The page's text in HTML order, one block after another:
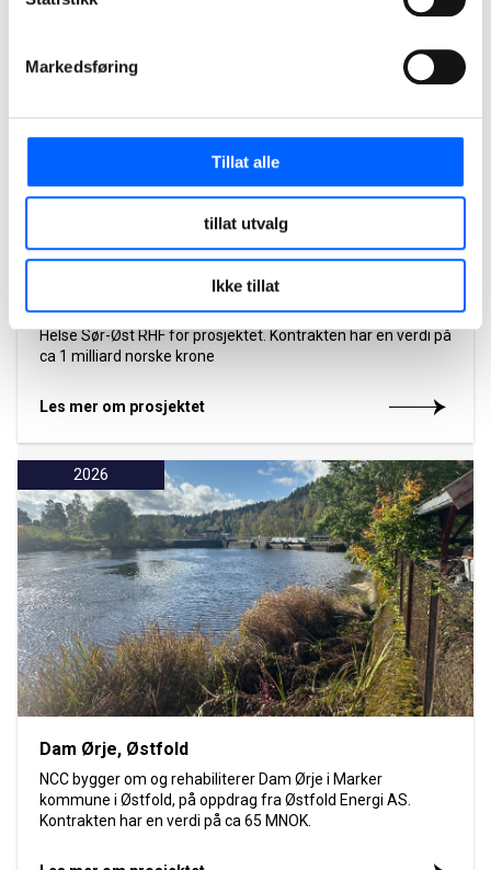
Markedsføring
Tillat alle
tillat utvalg
Ikke tillat
Ny Sikkerhetspsykiatri på Ila, Bærum
NCC har etablert bygget for sikkerhetspsykiatri med
hoveddeler, en for døgnenheter og et mottaksbygg. Totalt
er bygget på 14 500 kvm. NCC har signert kontrakt med
Helse Sør-Øst RHF for prosjektet. Kontrakten har en verdi på
ca 1 milliard norske krone
Les mer om prosjektet
2026
Dam Ørje, Østfold
NCC bygger om og rehabiliterer Dam Ørje i Marker
kommune i Østfold, på oppdrag fra Østfold Energi AS.
Kontrakten har en verdi på ca 65 MNOK.